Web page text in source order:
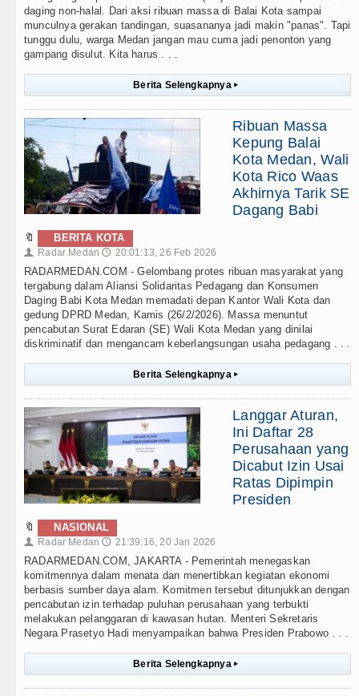
daging non-halal. Dari aksi ribuan massa di Balai Kota sampai
munculnya gerakan tandingan, suasananya jadi makin "panas". Tapi
tunggu dulu, warga Medan jangan mau cuma jadi penonton yang
gampang disulut. Kita harus . . .
Berita Selengkapnya ▸
Ribuan Massa
Kepung Balai
Kota Medan, Wali
Kota Rico Waas
Akhirnya Tarik SE
Dagang Babi
🔖 BERITA KOTA
👤 Radar Medan 🕔 20:01:13, 26 Feb 2026
RADARMEDAN.COM - Gelombang protes ribuan masyarakat yang
tergabung dalam Aliansi Solidaritas Pedagang dan Konsumen
Daging Babi Kota Medan memadati depan Kantor Wali Kota dan
gedung DPRD Medan, Kamis (26/2/2026). Massa menuntut
pencabutan Surat Edaran (SE) Wali Kota Medan yang dinilai
diskriminatif dan mengancam keberlangsungan usaha pedagang . . .
Berita Selengkapnya ▸
Langgar Aturan,
Ini Daftar 28
Perusahaan yang
Dicabut Izin Usai
Ratas Dipimpin
Presiden
🔖 NASIONAL
👤 Radar Medan 🕔 21:39:16, 20 Jan 2026
RADARMEDAN.COM, JAKARTA - Pemerintah menegaskan
komitmennya dalam menata dan menertibkan kegiatan ekonomi
berbasis sumber daya alam. Komitmen tersebut ditunjukkan dengan
pencabutan izin terhadap puluhan perusahaan yang terbukti
melakukan pelanggaran di kawasan hutan. Menteri Sekretaris
Negara Prasetyo Hadi menyampaikan bahwa Presiden Prabowo . . .
Berita Selengkapnya ▸